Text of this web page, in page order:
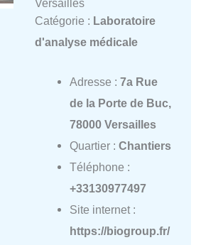
Versailles
Catégorie : Laboratoire
d'analyse médicale
Adresse : 7a Rue
de la Porte de Buc,
78000 Versailles
Quartier : Chantiers
Téléphone :
+33130977497
Site internet :
https://biogroup.fr/